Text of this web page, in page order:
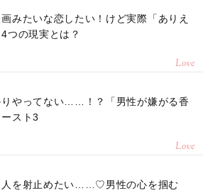
みたいな恋したい！けど実際「ありえ
つの現実とは？
Love
りやってない……！？「男性が嫌がる香
スト3
Love
人を射止めたい……♡男性の心を掴む